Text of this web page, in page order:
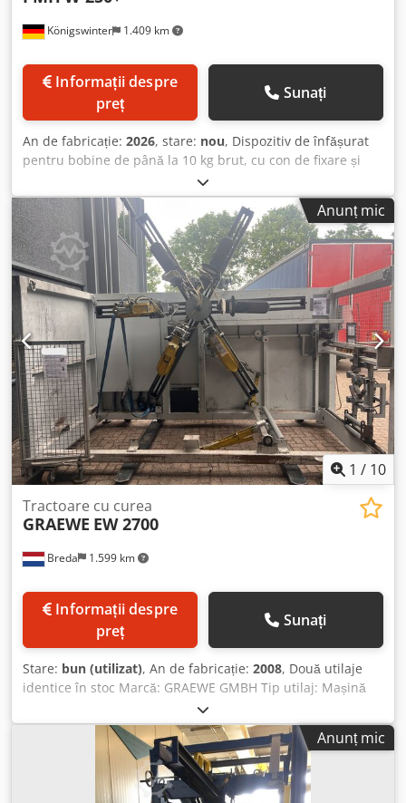
Königswinter 1.409 km
preț
Sunați
An de fabricație: 2026, stare: nou, Dispozitiv de înfășurat
pentru bobine de până la 10 kg brut, cu con de fixare și
sistem de așezare cu lățime și viteză de așezare reglabile.
Codpfodlpyuex Alwoha
Anunț mic
1 / 10
Breda 1.599 km
Tractoare cu curea
GRAEWE EW 2700
preț
Sunați
Stare: bun (utilizat), An de fabricație: 2008, Două utilaje
identice în stoc Marcă: GRAEWE GMBH Tip utilaj: Mașină
de înfășurat Model: EW 2700 Codpfey N Sx Dox Alweha An
fabricație: 2008 Greutate (kg): 2030 Tensiune (V): 400V/50Hz
Anunț mic